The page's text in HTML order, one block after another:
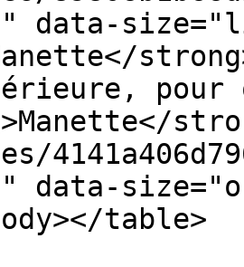
data-
pour
data-
table>